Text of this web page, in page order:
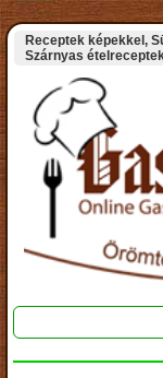
Receptek képekkel,
Szárnyas